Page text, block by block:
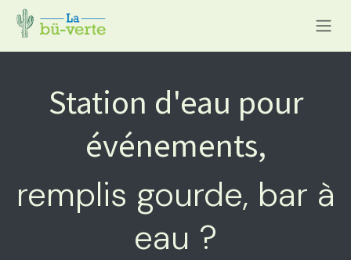
Se rendre au contenu
Station d'eau pour
événements,
remplis gourde, bar à
eau ?